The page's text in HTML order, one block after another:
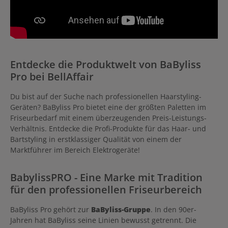
Entdecke die Produktwelt von BaByliss
Pro bei BellAffair
Du bist auf der Suche nach professionellen Haarstyling-
Geräten? BaByliss Pro bietet eine der größten Paletten im
Friseurbedarf mit einem überzeugenden Preis-Leistungs-
Verhältnis. Entdecke die Profi-Produkte für das Haar- und
Bartstyling in erstklassiger Qualität von einem der
Marktführer im Bereich Elektrogeräte!
BabylissPRO - Eine Marke mit Tradition
für den professionellen Friseurbereich
BaByliss Pro gehört zur BaByliss-Gruppe. In den 90er-
Jahren hat BaByliss seine Linien bewusst getrennt. Die